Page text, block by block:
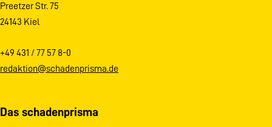
Preetzer Str. 75
24143 Kiel
+49 431 / 77 57 8-0
redaktion@schadenprisma.de
Das schadenprisma